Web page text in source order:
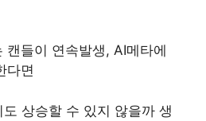
캔들이 연속발생, AI메타에
다면
상승할 수 있지 않을까 생